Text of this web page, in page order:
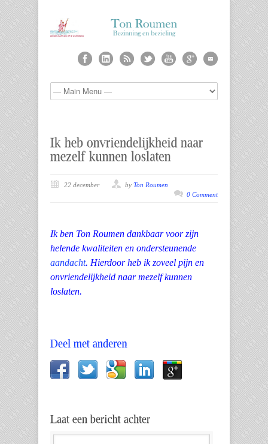
22 december by Ton Roumen
0 Comment
Ik ben Ton Roumen dankbaar voor zijn
helende kwaliteiten en ondersteunende
aandacht. Hierdoor heb ik zoveel pijn en
onvriendelijkheid naar mezelf kunnen
loslaten.